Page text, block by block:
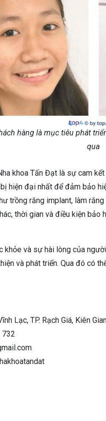
hàng là mục tiêu phát
qua
khoa Tấn Đạt là sự cam
hiện đại nhất để đảm bảo
trồng răng implant, làm
thời gian và điều kiện bảo
và sự hài lòng của
và phát triển. Qua đó có
Lạc, TP. Rạch Giá, Kiên
732